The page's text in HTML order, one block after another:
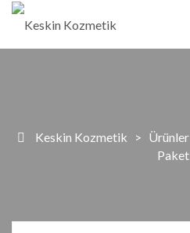
Keskin Kozmetik > Ürünler
Paket